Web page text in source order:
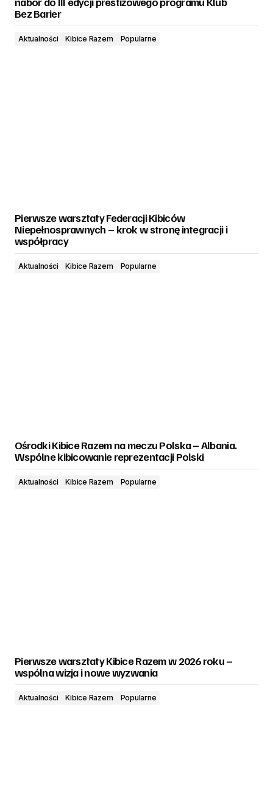
Bez Barier
Aktualności Kibice Razem Popularne
Pierwsze warsztaty Federacji Kibiców
Niepełnosprawnych – krok w stronę integracji i
współpracy
Aktualności Kibice Razem Popularne
Ośrodki Kibice Razem na meczu Polska – Albania.
Wspólne kibicowanie reprezentacji Polski
Aktualności Kibice Razem Popularne
Pierwsze warsztaty Kibice Razem w 2026 roku –
wspólna wizja i nowe wyzwania
Aktualności Kibice Razem Popularne